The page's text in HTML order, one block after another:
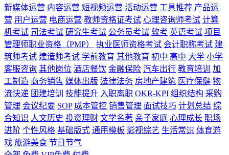
新媒体运营 内容运营 短视频运营 活动运营 工具推荐 产品运
营 用户运营 电商运营 教师资格证考试 心理咨询师考试 计算
机考试 司法考试 研究生考试 公务员考试 软考 英语考试 项目
管理师职业资格（PMP）
执业医师资格考试 会计职称考试 建
筑师考试 建造师考试 学前教育 其他教育 初中 高中 大学 小学
客服咨询 其他岗位 酒店餐饮 金融保险 汽车出行 教育培训
加
工制造 商务销售 媒体出版 法律法务 房地产建筑 医疗保健 物
流快递 团建培训 技能提升 入职离职 OKR-KPI 组织结构 采购
管理 会议纪要 SOP 成本管控 销售管理 面试技巧 计划总结 综
合知识 人文历史 投资理财 文学名著 亲子家庭 心理成长 职场
进阶 个性风格 基础版式 通用模板 影视综艺 生活常识 体育游
戏 旅游美食 节日节气